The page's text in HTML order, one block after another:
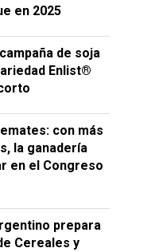
en 2025
de soja
Enlist®
con más
la ganadería
en el Congreso
prepara
Cereales y